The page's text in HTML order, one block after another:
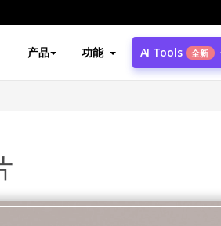
产品 功能 AI Tools 全新